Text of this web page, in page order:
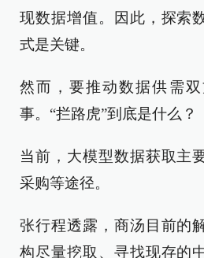
现数据增值。因此，探索
式是关键。
然而，要推动数据供需
事。“拦路虎”到底是什么？
当前，大模型数据获取主
采购等途径。
张行程透露，商汤目前的
构尽量挖取、寻找现存的